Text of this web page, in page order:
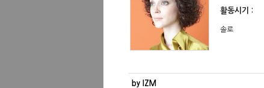
활동시기 :
솔로
by IZM